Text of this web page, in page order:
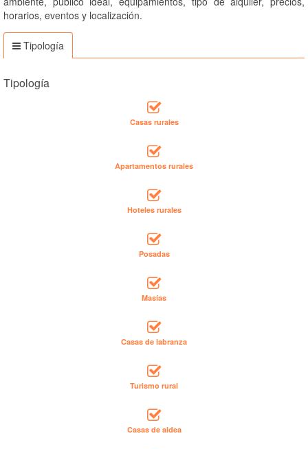
horarios, eventos y localización.
Tipología
Tipología
Casas rurales
Apartamentos rurales
Hoteles rurales
Posadas
Masías
Casas de labranza
Turismo rural
Casas de aldea